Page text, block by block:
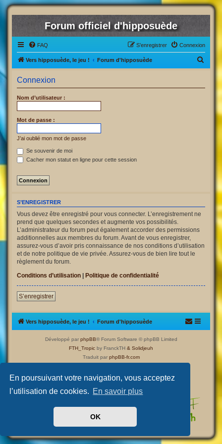
En poursuivant votre navigation, vous acceptez
l’utilisation de cookies. En savoir plus
OK
Forum officiel d'hipposuède
FAQ Connexion
S’enregistrer
Vers hipposuède, le jeu ! Forum d'hipposuède
Connexion
Nom d’utilisateur :
Mot de passe :
J’ai oublié mon mot de passe
Se souvenir de moi
Cacher mon statut en ligne pour cette session
S’ENREGISTRER
Vous devez être enregistré pour vous connecter. L’enregistrement ne
prend que quelques secondes et augmente vos possibilités.
L’administrateur du forum peut également accorder des permissions
additionnelles aux membres du forum. Avant de vous enregistrer,
assurez-vous d’avoir pris connaissance de nos conditions d’utilisation
et de notre politique de vie privée. Assurez-vous de bien lire tout le
règlement du forum.
Conditions d’utilisation | Politique de confidentialité
S’enregistrer
Vers hipposuède, le jeu ! Forum d'hipposuède
Développé par phpBB® Forum Software © phpBB Limited
FTH_Tropic by FranckTH & Solidjeuh
Traduit par phpBB-fr.com